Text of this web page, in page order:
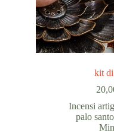
kit
Incensi
palo santo